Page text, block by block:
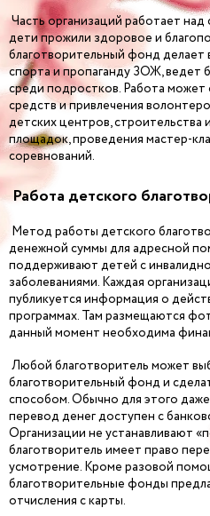
Часть организаций работает над
дети прожили здоровое и
благотворительный фонд делает
спорта и пропаганду ЗОЖ, ведет
среди подростков. Работа может
средств и привлечения
детских центров, строительства
площадок, проведения мастер-
соревнований.
Работа детского
Метод работы детского
денежной суммы для адресной
поддерживают детей с
заболеваниями. Каждая
публикуется информация о
программах. Там размещаются
данный момент необходима
Любой благотворитель может
благотворительный фонд и
способом. Обычно для этого
перевод денег доступен с
Организации не устанавливают
благотворитель имеет право
усмотрение. Кроме разовой
благотворительные фонды
отчисления с карты.